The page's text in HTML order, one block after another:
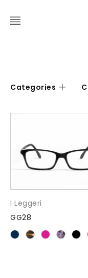
Categories
I Leggeri
GG28